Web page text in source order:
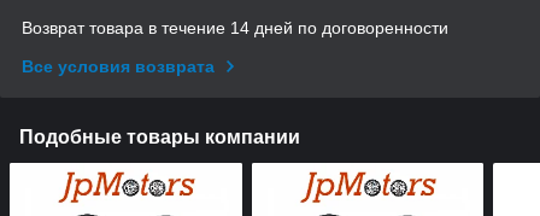
Возврат товара в течение 14 дней по договоренности
Все условия возврата
Подобные товары компании